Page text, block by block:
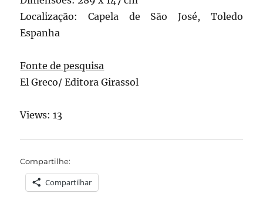
Localização: Capela de São José, Toledo
Espanha
Fonte de pesquisa
El Greco/ Editora Girassol
Views: 13
Compartilhe:
Compartilhar